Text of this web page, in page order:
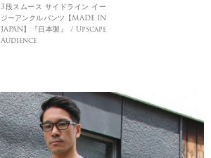
3段スムース サイドライン イー
ジーアンクルパンツ【MADE IN
JAPAN】『日本製』 / Upscape
Audience